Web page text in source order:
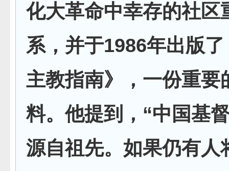
化大革命中幸存的社区
系，并于1986年出版
主教指南》，一份重要
料。他提到，“中国基
源自祖先。如果仍有人